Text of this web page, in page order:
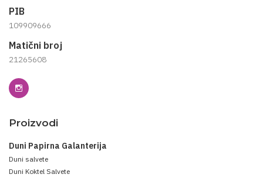
PIB
109909666
Matični broj
21265608
Proizvodi
Duni Papirna Galanterija
Duni salvete
Duni Koktel Salvete